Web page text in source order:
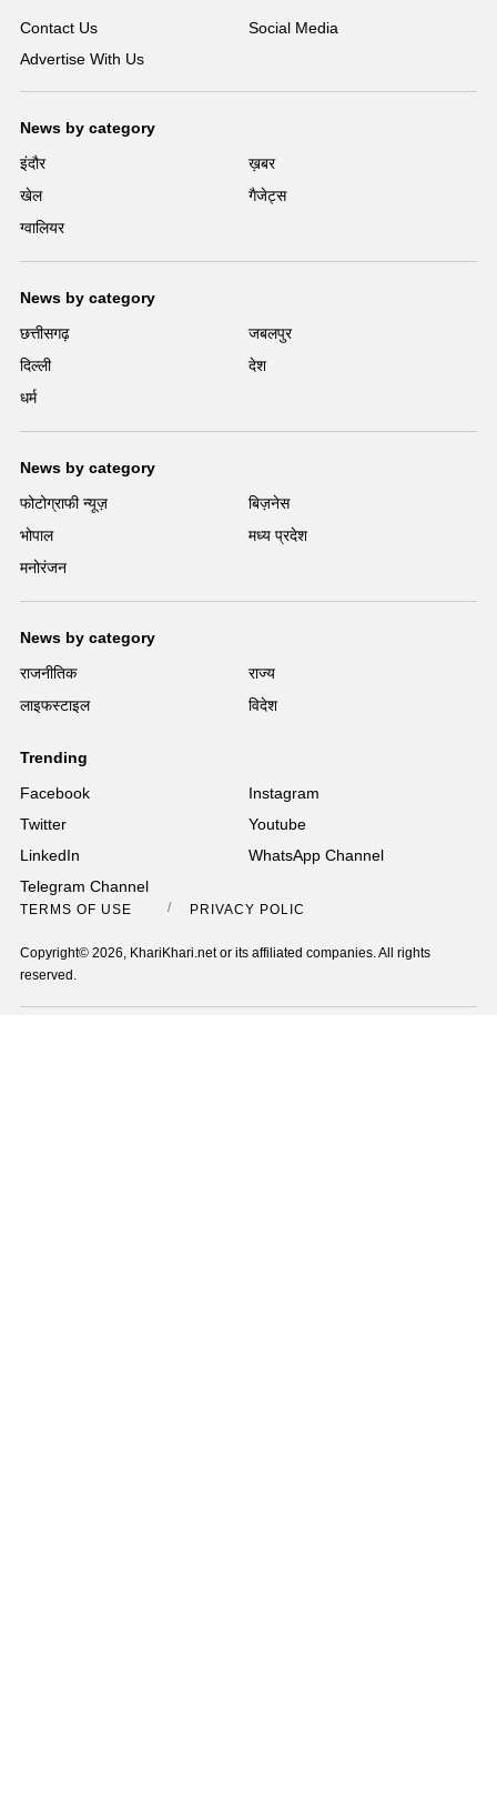
Contact Us
Social Media
Advertise With Us
News by category
इंदौर
ख़बर
खेल
गैजेट्स
ग्वालियर
News by category
छत्तीसगढ़
जबलपुर
दिल्ली
देश
धर्म
News by category
फोटोग्राफी न्यूज़
बिज़नेस
भोपाल
मध्य प्रदेश
मनोरंजन
News by category
राजनीतिक
राज्य
लाइफस्टाइल
विदेश
Trending
Facebook
Instagram
Twitter
Youtube
LinkedIn
WhatsApp Channel
Telegram Channel
TERMS OF USE PRIVACY POLICY
Copyright© 2026, KhariKhari.net or its affiliated companies. All rights
reserved.